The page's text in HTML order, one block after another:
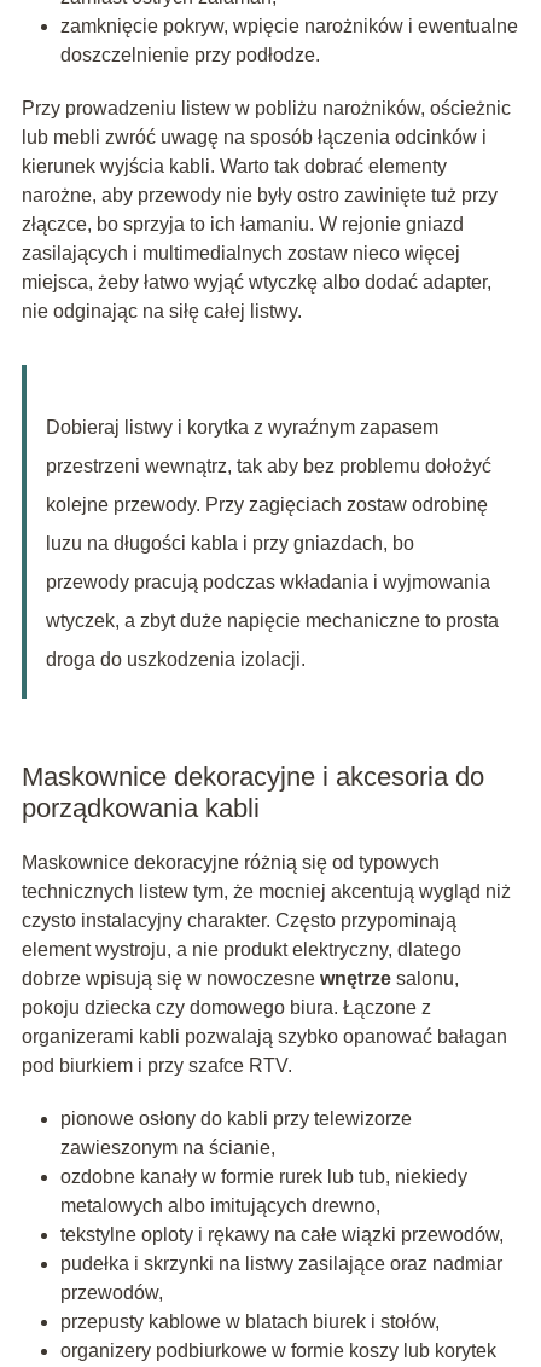
zamknięcie pokryw, wpięcie narożników i ewentualne
doszczelnienie przy podłodze.
Przy prowadzeniu listew w pobliżu narożników, ościeżnic
lub mebli zwróć uwagę na sposób łączenia odcinków i
kierunek wyjścia kabli. Warto tak dobrać elementy
narożne, aby przewody nie były ostro zawinięte tuż przy
złączce, bo sprzyja to ich łamaniu. W rejonie gniazd
zasilających i multimedialnych zostaw nieco więcej
miejsca, żeby łatwo wyjąć wtyczkę albo dodać adapter,
nie odginając na siłę całej listwy.
Dobieraj listwy i korytka z wyraźnym zapasem
przestrzeni wewnątrz, tak aby bez problemu dołożyć
kolejne przewody. Przy zagięciach zostaw odrobinę
luzu na długości kabla i przy gniazdach, bo
przewody pracują podczas wkładania i wyjmowania
wtyczek, a zbyt duże napięcie mechaniczne to prosta
droga do uszkodzenia izolacji.
Maskownice dekoracyjne i akcesoria do
porządkowania kabli
Maskownice dekoracyjne różnią się od typowych
technicznych listew tym, że mocniej akcentują wygląd niż
czysto instalacyjny charakter. Często przypominają
element wystroju, a nie produkt elektryczny, dlatego
dobrze wpisują się w nowoczesne wnętrzesalonu,
pokoju dziecka czy domowego biura. Łączone z
organizerami kabli pozwalają szybko opanować bałagan
pod biurkiem i przy szafce RTV.
pionowe osłony do kabli przy telewizorze
zawieszonym na ścianie,
ozdobne kanały w formie rurek lub tub, niekiedy
metalowych albo imitujących drewno,
tekstylne oploty i rękawy na całe wiązki przewodów,
pudełka i skrzynki na listwy zasilające oraz nadmiar
przewodów,
przepusty kablowe w blatach biurek i stołów,
organizery podbiurkowe w formie koszy lub korytek